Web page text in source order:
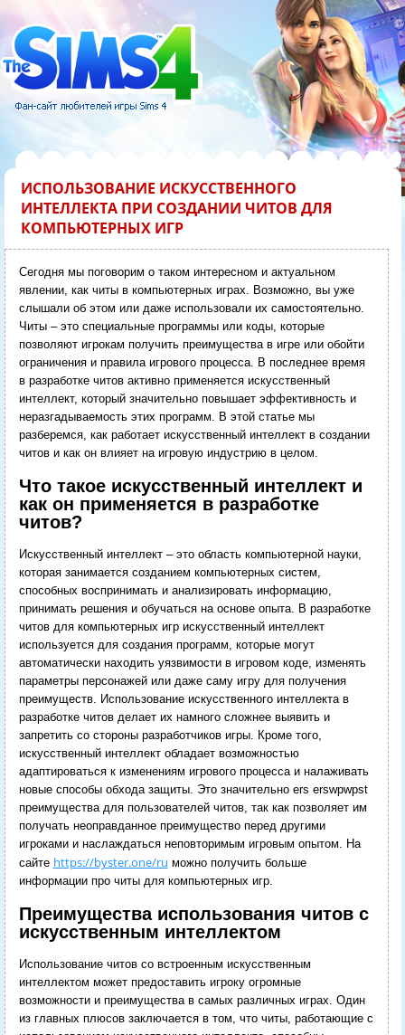
ИСПОЛЬЗОВАНИЕ ИСКУССТВЕННОГО
ИНТЕЛЛЕКТА ПРИ СОЗДАНИИ ЧИТОВ ДЛЯ
КОМПЬЮТЕРНЫХ ИГР
Сегодня мы поговорим о таком интересном и актуальном
явлении, как читы в компьютерных играх. Возможно, вы уже
слышали об этом или даже использовали их самостоятельно.
Читы – это специальные программы или коды, которые
позволяют игрокам получить преимущества в игре или обойти
ограничения и правила игрового процесса. В последнее время
в разработке читов активно применяется искусственный
интеллект, который значительно повышает эффективность и
неразгадываемость этих программ. В этой статье мы
разберемся, как работает искусственный интеллект в создании
читов и как он влияет на игровую индустрию в целом.
Что такое искусственный интеллект и
как он применяется в разработке
читов?
Искусственный интеллект – это область компьютерной науки,
которая занимается созданием компьютерных систем,
способных воспринимать и анализировать информацию,
принимать решения и обучаться на основе опыта. В разработке
читов для компьютерных игр искусственный интеллект
используется для создания программ, которые могут
автоматически находить уязвимости в игровом коде, изменять
параметры персонажей или даже саму игру для получения
преимуществ. Использование искусственного интеллекта в
разработке читов делает их намного сложнее выявить и
запретить со стороны разработчиков игры. Кроме того,
искусственный интеллект обладает возможностью
адаптироваться к изменениям игрового процесса и налаживать
новые способы обхода защиты. Это значительно ers erswpwpst
преимущества для пользователей читов, так как позволяет им
получать неоправданное преимущество перед другими
игроками и наслаждаться неповторимым игровым опытом. На
сайте https://byster.one/ru можно получить больше
информации про читы для компьютерных игр.
Преимущества использования читов с
искусственным интеллектом
Использование читов со встроенным искусственным
интеллектом может предоставить игроку огромные
возможности и преимущества в самых различных играх. Один
из главных плюсов заключается в том, что читы, работающие с